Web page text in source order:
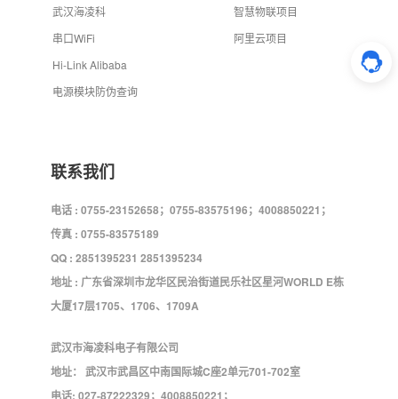
武汉海凌科
串口WiFi
Hi-Link Alibaba
电源模块防伪查询
智慧物联项目
阿里云项目
联系我们
电话 : 0755-23152658；0755-83575196；4008850221；
传真 : 0755-83575189
QQ : 2851395231 2851395234
地址 : 广东省深圳市龙华区民治街道民乐社区星河WORLD E栋
大厦17层1705、1706、1709A
武汉市海凌科电子有限公司
地址： 武汉市武昌区中南国际城C座2单元701-702室
电话: 027-87222329；4008850221；